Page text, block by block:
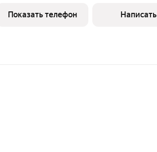
продумано до мелочей. Что внутри:Евроремонт свежие,
качественные
Показать телефон Написать